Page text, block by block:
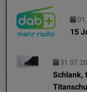
15
Schlank,